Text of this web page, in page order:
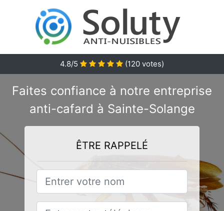
4.8/5 (120 votes)
Faites confiance à notre entreprise
anti-cafard à Sainte-Solange
ÊTRE RAPPELÉ